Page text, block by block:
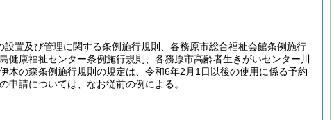
置及び管理に関する条例施行規則、各務原市総合福祉会館条例施行
康福祉センター条例施行規則、各務原市高齢者生きがいセンター川
の森条例施行規則の規定は、令和6年2月1日以後の使用に係る予約
請については、なお従前の例による。